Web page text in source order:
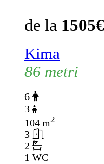
de la
Kima
86 metri
6
3
104 m2
3
2
1 WC